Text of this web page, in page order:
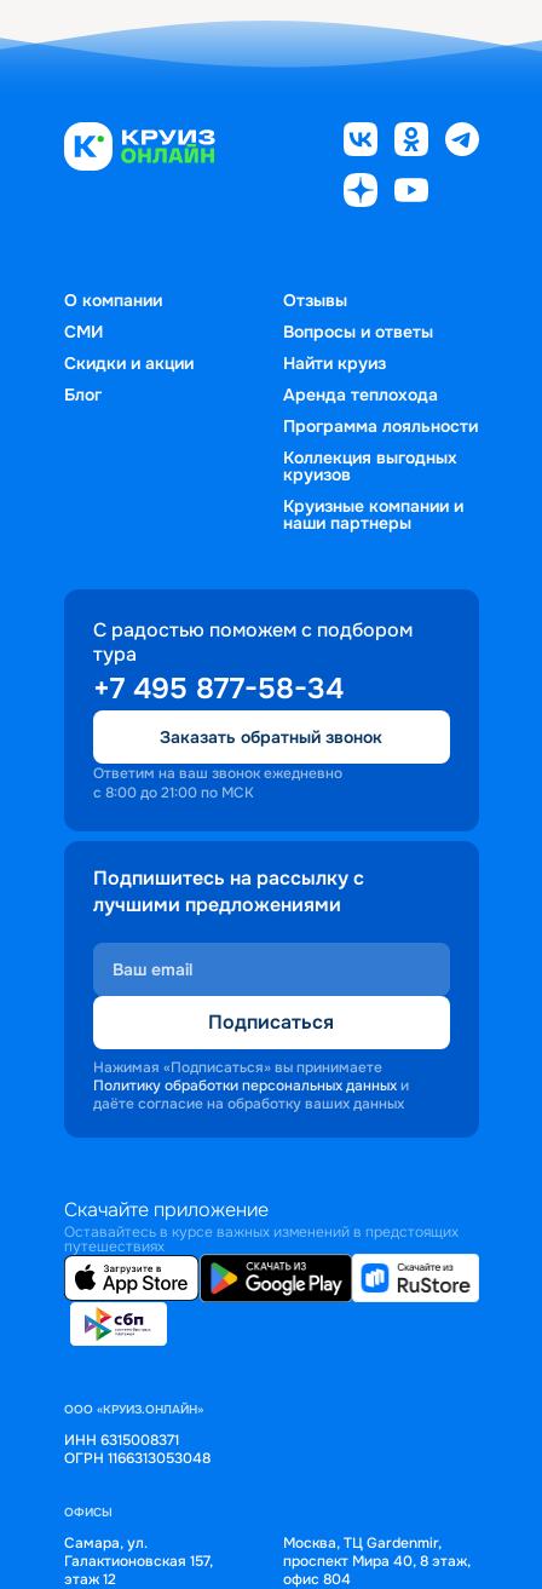
О компании
СМИ
Скидки и акции
Блог
Отзывы
Вопросы и ответы
Найти круиз
Аренда теплохода
Программа лояльности
Коллекция выгодных
круизов
Круизные компании и
наши партнеры
С радостью поможем с подбором
тура
+7 495 877-58-34
Заказать обратный звонок
Ответим на ваш звонок ежедневно
с 8:00 до 21:00 по МСК
Подпишитесь на рассылку с
лучшими предложениями
Подписаться
Нажимая «Подписаться» вы принимаете
Политику обработки персональных данных и
даёте согласие на обработку ваших данных
Скачайте приложение
Оставайтесь в курсе важных изменений в предстоящих
путешествиях
ООО «КРУИЗ.ОНЛАЙН»
ИНН 6315008371
ОГРН 1166313053048
ОФИСЫ
Самара, ул.
Галактионовская 157,
этаж 12
Москва, ТЦ Gardenmir,
проспект Мира 40, 8 этаж,
офис 804